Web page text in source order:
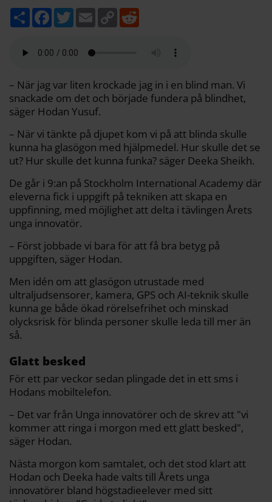
D
e
F
b
k
T
w
t
E
m
C
o
k
– När jag var liten krockade jag in i en blind man. Vi
snackade om det och började fundera på blindhet,
säger Hodan Yusuf.
– När vi tänkte på djupet kom vi på att blinda skulle
kunna ha glasögon med hjälpmedel. Hur skulle det se
ut? Hur skulle det kunna funka? säger Deeka Sheikh.
De går i 9:an på Stockholm International Academy där
eleverna fick i uppgift på tekniken att skapa en
uppfinning, med möjlighet att delta i tävlingen Årets
unga innovatör.
– Först jobbade vi bara för att få bra betyg på
uppgiften, säger Hodan.
Men idén om att glasögon utrustade med
ultraljudsensorer, kamera, GPS och AI-teknik skulle
kunna ge både ökad rörelsefrihet och minskad
olycksrisk för blinda personer skulle leda till mer än
så.
Glatt besked
För ett par veckor sedan plingade det in ett sms i
Hodans mobiltelefon.
– Det var från Unga innovatörer och de skrev att "vi
kommer att ringa i morgon med ett glatt besked",
säger Hodan.
Nästa morgon kom samtalet, och det stod klart att
Hodan och Deeka hade valts till Årets unga
innovatörer bland högstadieelever med sitt